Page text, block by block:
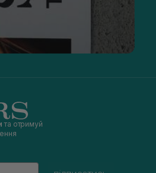
та отримуй